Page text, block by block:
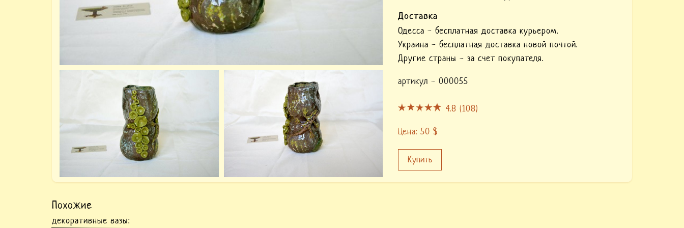
артикул - 000055
4.8 (108)
Цена: 50 $
Купить
Доставка
Одесса - бесплатная доставка курьером.
Украина - бесплатная доставка новой почтой.
Другие страны - за счет покупателя.
Похожие
декоративные вазы: